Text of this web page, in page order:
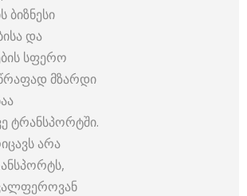
ბიზნესი
და
სფერო
მზარდი
ტრანსპორტში.
არა